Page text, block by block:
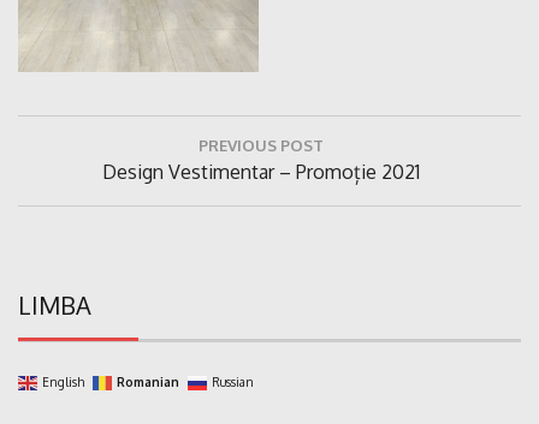
PREVIOUS POST
Previous
Post:
Design Vestimentar – Promoție 2021
LIMBA
English Romanian Russian